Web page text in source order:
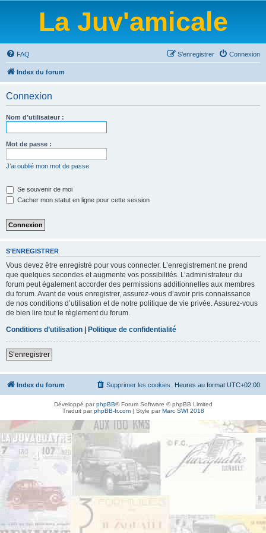
La Juv'amicale
FAQ Connexion
S’enregistrer
Index du forum
Connexion
Nom d’utilisateur :
Mot de passe :
J’ai oublié mon mot de passe
Se souvenir de moi
Cacher mon statut en ligne pour cette session
S’ENREGISTRER
Vous devez être enregistré pour vous connecter. L’enregistrement ne prend
que quelques secondes et augmente vos possibilités. L’administrateur du
forum peut également accorder des permissions additionnelles aux membres
du forum. Avant de vous enregistrer, assurez-vous d’avoir pris connaissance
de nos conditions d’utilisation et de notre politique de vie privée. Assurez-vous
de bien lire tout le règlement du forum.
Conditions d’utilisation | Politique de confidentialité
S’enregistrer
Index du forum Heures au format UTC+02:00
Supprimer les cookies
Développé parphpBB® Forum Software © phpBB Limited
Traduit parphpBB-fr.com| Style parMarc SWI 2018